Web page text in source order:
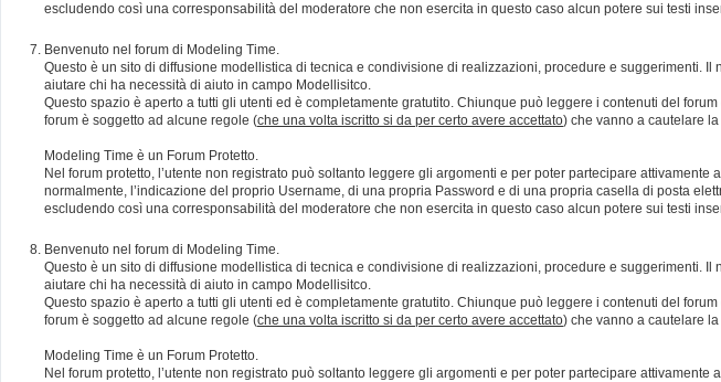
escludendo così una corresponsabilità del moderatore che non esercita in questo caso alcun potere sui testi
Benvenuto nel forum di Modeling Time.
Questo è un sito di diffusione modellistica di tecnica e condivisione di realizzazioni, procedure e suggerimenti.
aiutare chi ha necessità di aiuto in campo Modellisitco.
Questo spazio è aperto a tutti gli utenti ed è completamente gratutito. Chiunque può leggere i contenuti del
forum è soggetto ad alcune regole (che una volta iscritto si da per certo avere accettato) che vanno a cautelare
Modeling Time è un Forum Protetto.
Nel forum protetto, l’utente non registrato può soltanto leggere gli argomenti e per poter partecipare
normalmente, l’indicazione del proprio Username, di una propria Password e di una propria casella di posta
escludendo così una corresponsabilità del moderatore che non esercita in questo caso alcun potere sui testi
Benvenuto nel forum di Modeling Time.
Questo è un sito di diffusione modellistica di tecnica e condivisione di realizzazioni, procedure e suggerimenti.
aiutare chi ha necessità di aiuto in campo Modellisitco.
Questo spazio è aperto a tutti gli utenti ed è completamente gratutito. Chiunque può leggere i contenuti del
forum è soggetto ad alcune regole (che una volta iscritto si da per certo avere accettato) che vanno a cautelare
Modeling Time è un Forum Protetto.
Nel forum protetto, l’utente non registrato può soltanto leggere gli argomenti e per poter partecipare